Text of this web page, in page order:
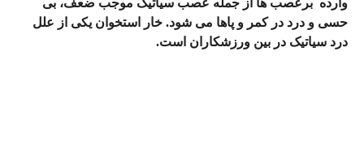
حسی و درد در کمر و پاها می‌ شود. خار استخوان یکی از علل
درد سیاتیک در بین ورزشکاران است.